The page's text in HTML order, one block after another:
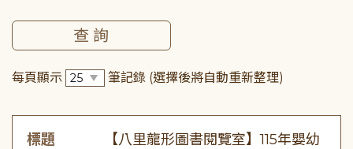
每頁顯示 筆記錄 (選擇後將自動重新整理)
標題
【八里龍形圖書閱覽室】115年嬰幼